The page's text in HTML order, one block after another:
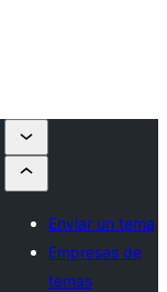
Enviar un tema
Empresas de
temas